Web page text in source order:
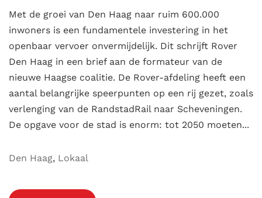
Met de groei van Den Haag naar ruim 600.000
inwoners is een fundamentele investering in het
openbaar vervoer onvermijdelijk. Dit schrijft Rover
Den Haag in een brief aan de formateur van de
nieuwe Haagse coalitie. De Rover-afdeling heeft een
aantal belangrijke speerpunten op een rij gezet, zoals
verlenging van de RandstadRail naar Scheveningen.
De opgave voor de stad is enorm: tot 2050 moeten...
Den Haag, Lokaal